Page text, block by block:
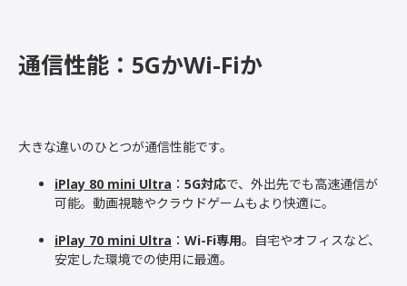
通信性能：5GかWi-Fiか
大きな違いのひとつが通信性能です。
iPlay 80 mini Ultra ： 5G対応で、外出先でも高速通信が
可能。動画視聴やクラウドゲームもより快適に。
iPlay 70 mini Ultra ： Wi-Fi専用。自宅やオフィスなど、
安定した環境での使用に最適。